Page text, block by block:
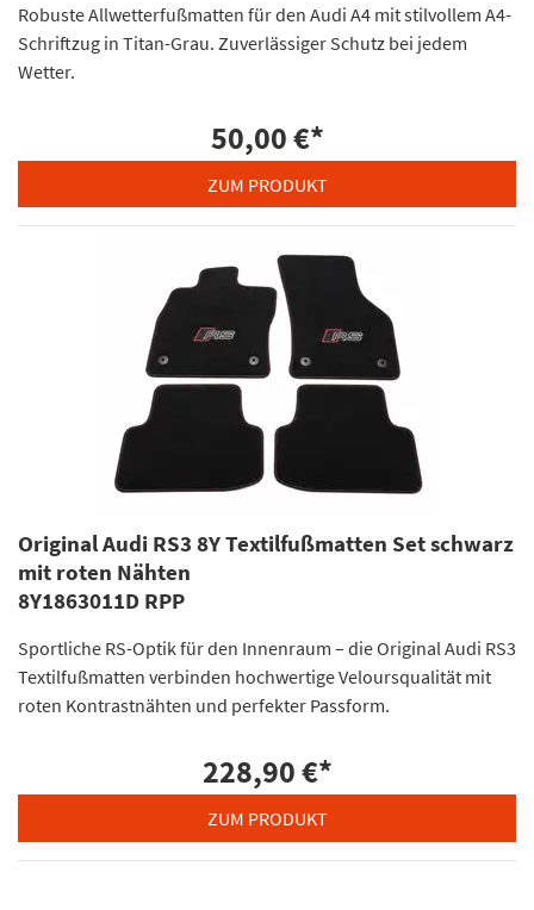
Robuste Allwetterfußmatten für den Audi A4 mit stilvollem A4-
Schriftzug in Titan-Grau. Zuverlässiger Schutz bei jedem
Wetter.
50,00 €*
ZUM PRODUKT
Original Audi RS3 8Y Textilfußmatten Set schwarz
mit roten Nähten
8Y1863011D RPP
Sportliche RS-Optik für den Innenraum – die Original Audi RS3
Textilfußmatten verbinden hochwertige Veloursqualität mit
roten Kontrastnähten und perfekter Passform.
228,90 €*
ZUM PRODUKT